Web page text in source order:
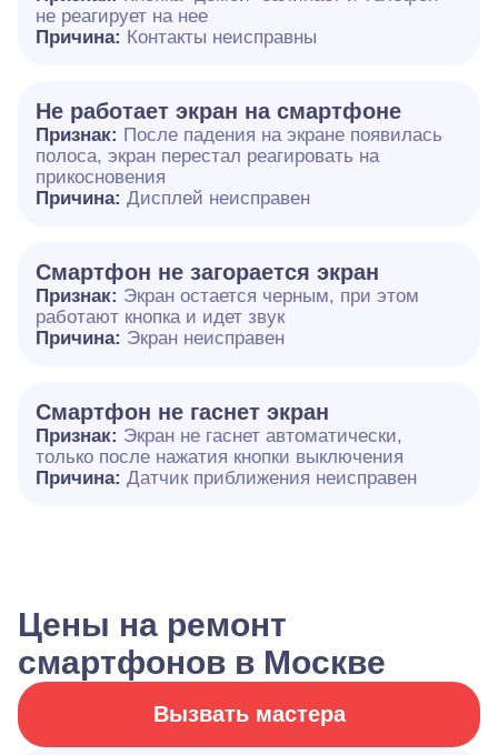
не реагирует на нее
Причина: Контакты неисправны
Не работает экран на смартфоне
Признак: После падения на экране появилась
полоса, экран перестал реагировать на
прикосновения
Причина: Дисплей неисправен
Смартфон не загорается экран
Признак: Экран остается черным, при этом
работают кнопка и идет звук
Причина: Экран неисправен
Смартфон не гаснет экран
Признак: Экран не гаснет автоматически,
только после нажатия кнопки выключения
Причина: Датчик приближения неисправен
Цены на ремонт
смартфонов в Москве
Вызвать мастера